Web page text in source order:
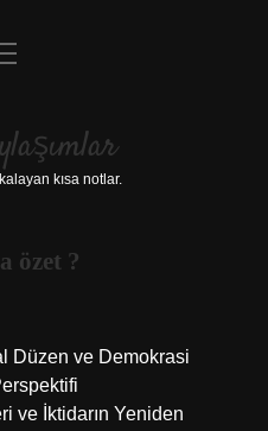
kısa notlar.
özet ?
Düzen ve Demokrasi
ve İktidarın Yeniden